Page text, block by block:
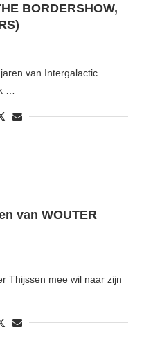
BORDERSHOW,
van Intergalactic
…
van WOUTER
Thijssen mee wil naar zijn